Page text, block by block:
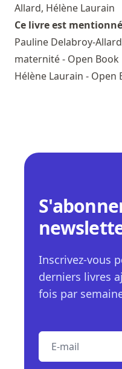
Allard, Hélène Laurain
Ce livre est
Pauline Delabroy-
maternité - Open Book
Hélène Laurain - Open
Inscrivez-vous
derniers livres
fois par